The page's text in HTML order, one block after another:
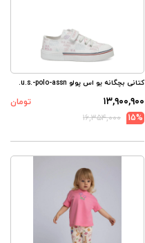
کتانی بچگانه یو اس پولو u.s.-polo-assn.
۱۳,۹۰۰,۹۰۰
تومان
15%
۱۶,۳۵۴,۰۰۰